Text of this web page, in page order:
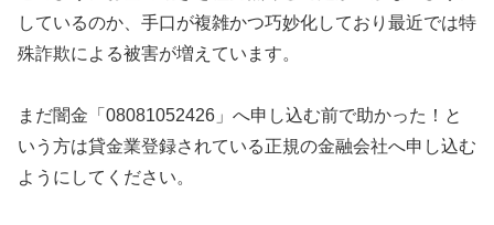
しているのか、手口が複雑かつ巧妙化しており最近では特
殊詐欺による被害が増えています。
まだ闇金「08081052426」へ申し込む前で助かった！と
いう方は貸金業登録されている正規の金融会社へ申し込む
ようにしてください。